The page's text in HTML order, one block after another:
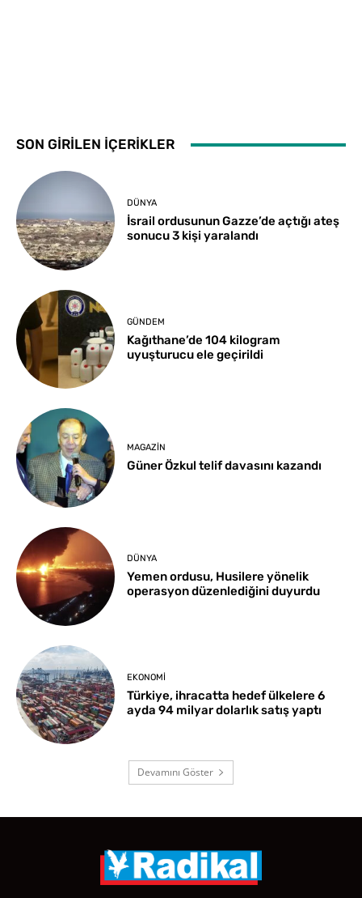
SON GİRİLEN İÇERİKLER
DÜNYA
İsrail ordusunun Gazze’de açtığı ateş
sonucu 3 kişi yaralandı
GÜNDEM
Kağıthane’de 104 kilogram
uyuşturucu ele geçirildi
MAGAZIN
Güner Özkul telif davasını kazandı
DÜNYA
Yemen ordusu, Husilere yönelik
operasyon düzenlediğini duyurdu
EKONOMI
Türkiye, ihracatta hedef ülkelere 6
ayda 94 milyar dolarlık satış yaptı
Devamını Göster